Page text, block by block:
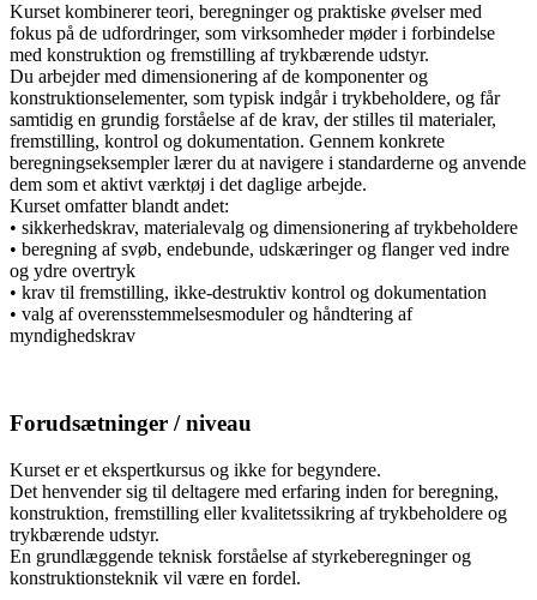
Kurset kombinerer teori, beregninger og praktiske øvelser med
fokus på de udfordringer, som virksomheder møder i forbindelse
med konstruktion og fremstilling af trykbærende udstyr.
Du arbejder med dimensionering af de komponenter og
konstruktionselementer, som typisk indgår i trykbeholdere, og får
samtidig en grundig forståelse af de krav, der stilles til materialer,
fremstilling, kontrol og dokumentation. Gennem konkrete
beregningseksempler lærer du at navigere i standarderne og anvende
dem som et aktivt værktøj i det daglige arbejde.
Kurset omfatter blandt andet:
• sikkerhedskrav, materialevalg og dimensionering af trykbeholdere
• beregning af svøb, endebunde, udskæringer og flanger ved indre
og ydre overtryk
• krav til fremstilling, ikke-destruktiv kontrol og dokumentation
• valg af overensstemmelsesmoduler og håndtering af
myndighedskrav
Forudsætninger / niveau
Kurset er et ekspertkursus og ikke for begyndere.
Det henvender sig til deltagere med erfaring inden for beregning,
konstruktion, fremstilling eller kvalitetssikring af trykbeholdere og
trykbærende udstyr.
En grundlæggende teknisk forståelse af styrkeberegninger og
konstruktionsteknik vil være en fordel.